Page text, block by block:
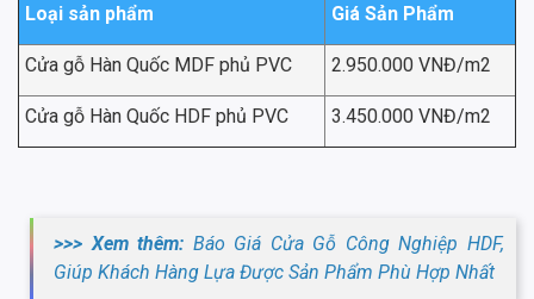
Loại sản phẩm Giá Sản Phẩm
Cửa gỗ Hàn Quốc MDF phủ PVC 2.950.000 VNĐ/m2
Cửa gỗ Hàn Quốc HDF phủ PVC 3.450.000 VNĐ/m2
>>> Xem thêm: Báo Giá Cửa Gỗ Công Nghiệp HDF,
Giúp Khách Hàng Lựa Được Sản Phẩm Phù Hợp Nhất